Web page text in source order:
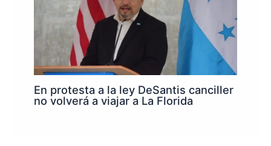
En protesta a la ley DeSantis canciller
no volverá a viajar a La Florida